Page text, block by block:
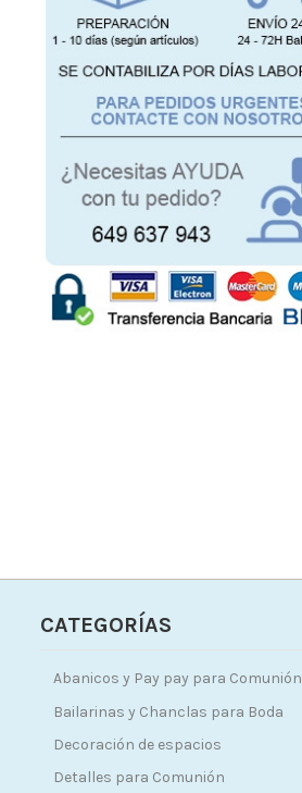
CATEGORÍAS
Abanicos y Pay pay para Comunión
Bailarinas y Chanclas para Boda
Decoración de espacios
Detalles para Comunión